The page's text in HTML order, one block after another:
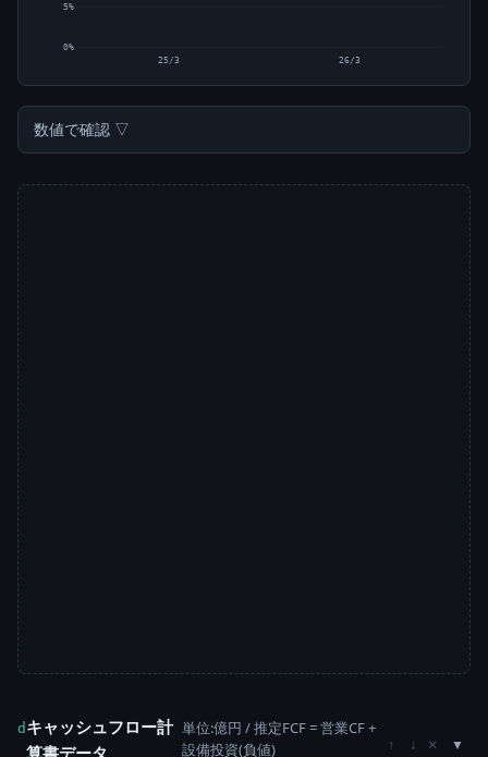
0%
5%
25/3 26/3
数値で確認 ▽
d キャッシュフロー計 単位:億円 / 推定FCF = 営業CF +
設備投資(負値)
↑ ↓ ×